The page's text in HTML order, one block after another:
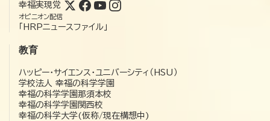
幸福実現党
オピニオン配信
「HRPニュースファイル」
教育
ハッピー・サイエンス・ユニバーシティ（HSU）
学校法人 幸福の科学学園
幸福の科学学園那須本校
幸福の科学学園関西校
幸福の科学大学(仮称/現在構想中)